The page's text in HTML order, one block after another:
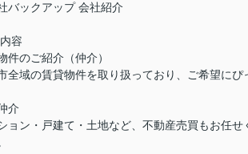
バックアップ 会社紹介
容
件のご紹介（仲介）
全域の賃貸物件を取り扱っており、ご希望にぴ
介
ョン・戸建て・土地など、不動産売買もお任